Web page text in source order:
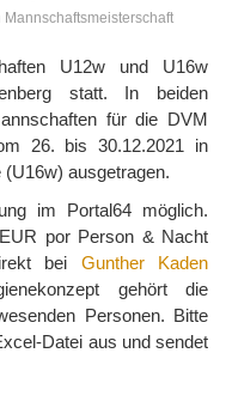
Mannschaftsmeisterschaft
U12w und U16w
statt. In beiden
für die DVM
26. bis 30.12.2021 in
ausgetragen.
im Portal64 möglich.
por Person & Nacht
bei Gunther Kaden
gehört die
Personen. Bitte
Datei aus und sendet